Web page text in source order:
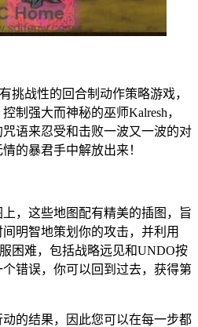
挑战性的回合制动作策略游戏，
制强大而神秘的巫师Kalresh，
语来忍受和击败一波又一波的对
的暴君手中解放出来！
，这些地图配有精美的插图，旨
明智地策划你的攻击，并利用
困难，包括战略远见和UNDO按
错误，你可以回到过去，获得第
的结果，因此您可以在每一步都